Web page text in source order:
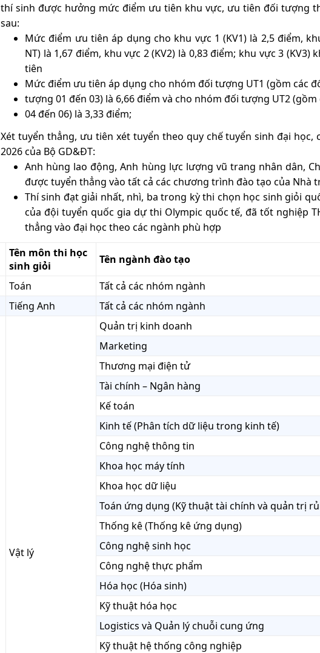
thí sinh được hưởng mức điểm ưu tiên khu vực, ưu tiên đối tượng
sau:
Mức điểm ưu tiên áp dụng cho khu vực 1 (KV1) là 2,5 điểm,
NT) là 1,67 điểm, khu vực 2 (KV2) là 0,83 điểm; khu vực 3
tiên
Mức điểm ưu tiên áp dụng cho nhóm đối tượng UT1 (gồm các
tượng 01 đến 03) là 6,66 điểm và cho nhóm đối tượng UT2
04 đến 06) là 3,33 điểm;
Xét tuyển thẳng, ưu tiên xét tuyển theo quy chế tuyển sinh đại học,
2026 của Bộ GD&ĐT:
Anh hùng lao động, Anh hùng lực lượng vũ trang nhân dân,
được tuyển thẳng vào tất cả các chương trình đào tạo của Nhà
Thí sinh đạt giải nhất, nhì, ba trong kỳ thi chọn học sinh giỏi
của đội tuyển quốc gia dự thi Olympic quốc tế, đã tốt nghiệp
thẳng vào đại học theo các ngành phù hợp
Tên môn thi học
sinh giỏi
Tên ngành đào tạo
Toán
Tất cả các nhóm ngành
Tiếng Anh Tất cả các nhóm ngành
Vật lý
Quản trị kinh doanh
Marketing
Thương mại điện tử
Tài chính – Ngân hàng
Kế toán
Kinh tế (Phân tích dữ liệu trong kinh tế)
Công nghệ thông tin
Khoa học máy tính
Khoa học dữ liệu
Toán ứng dụng (Kỹ thuật tài chính và quản trị
Thống kê (Thống kê ứng dụng)
Công nghệ sinh học
Công nghệ thực phẩm
Hóa học (Hóa sinh)
Kỹ thuật hóa học
Logistics và Quản lý chuỗi cung ứng
Kỹ thuật hệ thống công nghiệp